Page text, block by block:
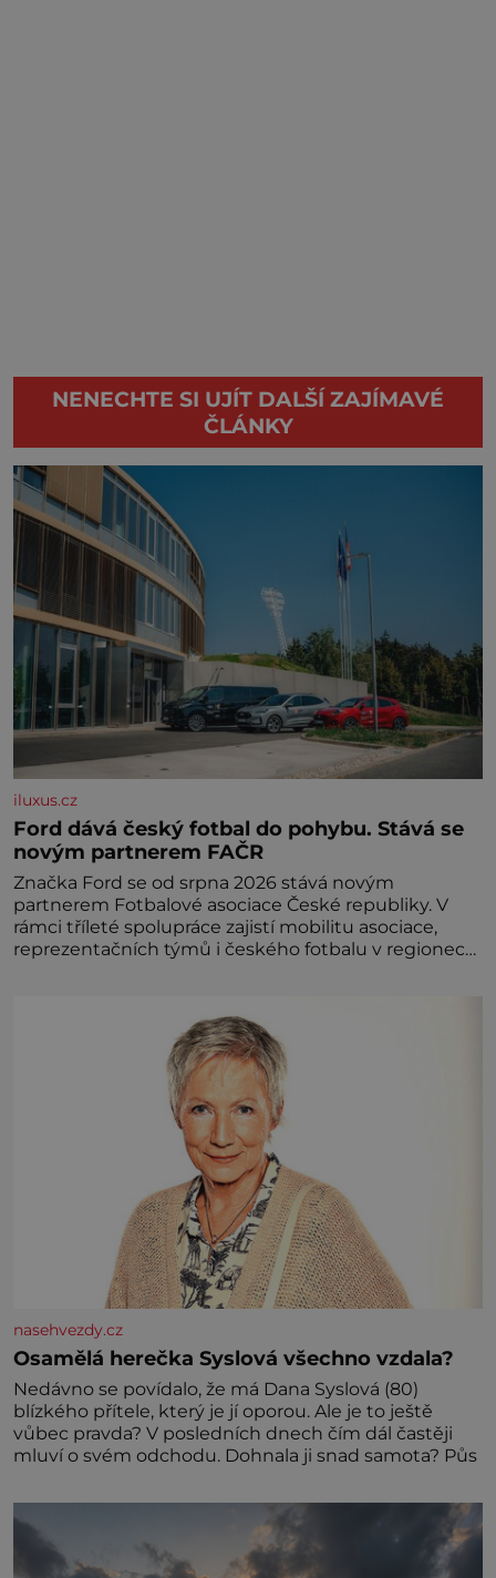
NENECHTE SI UJÍT DALŠÍ ZAJÍMAVÉ
ČLÁNKY
iluxus.cz
Ford dává český fotbal do pohybu. Stává se
novým partnerem FAČR
Značka Ford se od srpna 2026 stává novým
partnerem Fotbalové asociace České republiky. V
rámci tříleté spolupráce zajistí mobilitu asociace,
reprezentačních týmů i českého fotbalu v regionech.
nasehvezdy.cz
Osamělá herečka Syslová všechno vzdala?
Nedávno se povídalo, že má Dana Syslová (80)
blízkého přítele, který je jí oporou. Ale je to ještě
vůbec pravda? V posledních dnech čím dál častěji
mluví o svém odchodu. Dohnala ji snad samota? Půs